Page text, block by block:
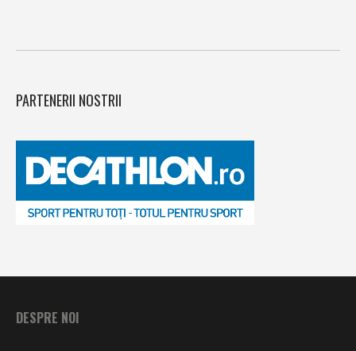
PARTENERII NOSTRII
DESPRE NOI